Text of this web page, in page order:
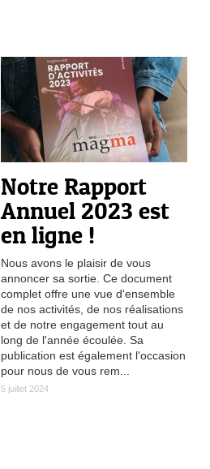
Notre Rapport
Annuel 2023 est
en ligne !
Nous avons le plaisir de vous
annoncer sa sortie. Ce document
complet offre une vue d'ensemble
de nos activités, de nos réalisations
et de notre engagement tout au
long de l'année écoulée. Sa
publication est également l'occasion
pour nous de vous rem...
5 juillet 2024